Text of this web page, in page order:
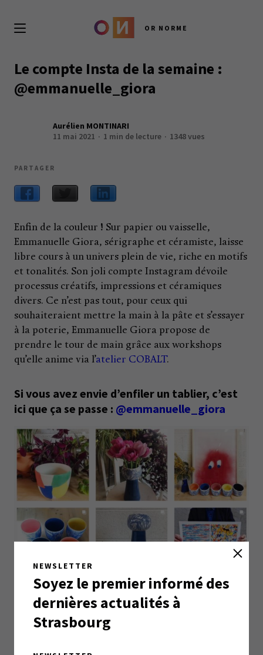
OR NORME
NEWSLETTER
Soyez le premier informé des
dernières actualités à
Strasbourg
Le compte Insta de la semaine :
@emmanuelle_giora
Aurélien MONTINARI
11 mai 2021
1 min de lecture 1348 vues
PARTAGER
Enfin de la couleur ! Sur papier ou vaisselle,
Emmanuelle Giora, sérigraphe et céramiste, laisse
libre cours à un univers plein de vie, riche en motifs
et tonalités. Son joli compte Instagram dévoile
processus créatifs, impressions et céramiques
divers. Ce n’est pas tout, pour ceux qui
souhaiteraient mettre la main à la pâte et s’essayer
à la poterie, Emmanuelle Giora propose de
prendre le tour de main grâce aux workshops
qu’elle anime via l’atelier COBALT.
Si vous avez envie d’enfiler un tablier, c’est
ici que ça se passe : @emmanuelle_giora